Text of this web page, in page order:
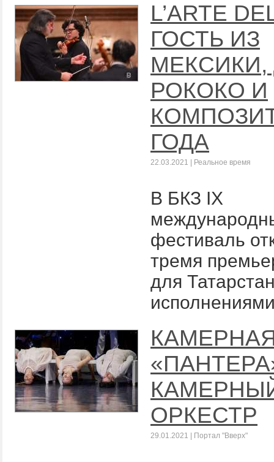
L’ARTE
ГОСТЬ ИЗ
МЕКСИКИ,
РОКОКО И
ГОДА
22.03.2021 | Реальное время
В БКЗ IX
фестиваль
тремя
для
ОРКЕСТР
29.01.2021 | Портал "Вверх"